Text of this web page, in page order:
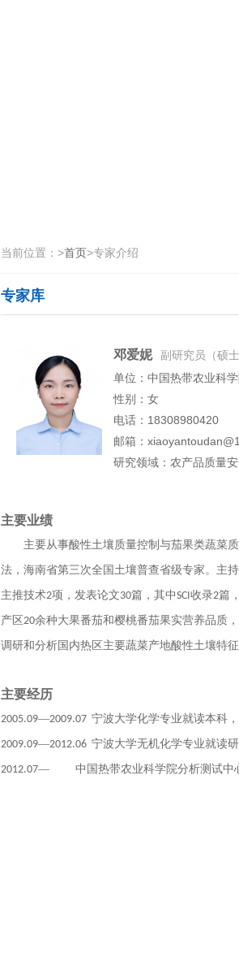
当前位置： >首页>专家介绍
专家库
邓爱妮
副研究员（硕士
单位：中国热带农业科
性别：女
电话：18308980420
邮箱：
研究领域：农产品质量
主要业绩
主要从事酸性土壤质量控制与茄果类蔬菜
法，海南省第三次全国土壤普查省级专家。主
主推技术2项，发表论文30篇，其中SCI收录2篇
产区20余种大果番茄和樱桃番茄果实营养品质
调研和分析国内热区主要蔬菜产地酸性土壤特
主要经历
2005.09—2009.07 宁波大学化学专业就读本科
2009.09—2012.06 宁波大学无机化学专业就读
2012.07— 中国热带农业科学院分析测试中